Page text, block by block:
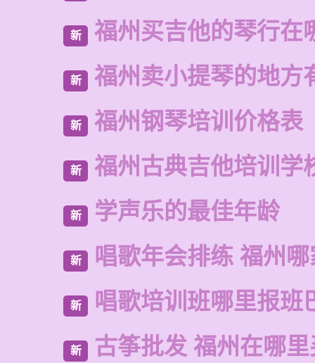
新 福州买吉他的琴行在
新 福州卖小提琴的地方
新 福州钢琴培训价格表
新 福州古典吉他培训学
新 学声乐的最佳年龄
新 唱歌年会排练 福州
新 唱歌培训班哪里报班
新 古筝批发 福州在哪